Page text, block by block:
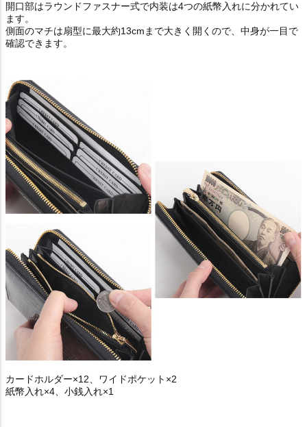
開口部はラウンドファスナー式で内装は4つの紙幣入れに分かれてい
ます。
側面のマチは扇型に最大約13cmまで大きく開くので、中身が一目で
確認できます。
カードホルダー×12、ワイドポケット×2
紙幣入れ×4、小銭入れ×1